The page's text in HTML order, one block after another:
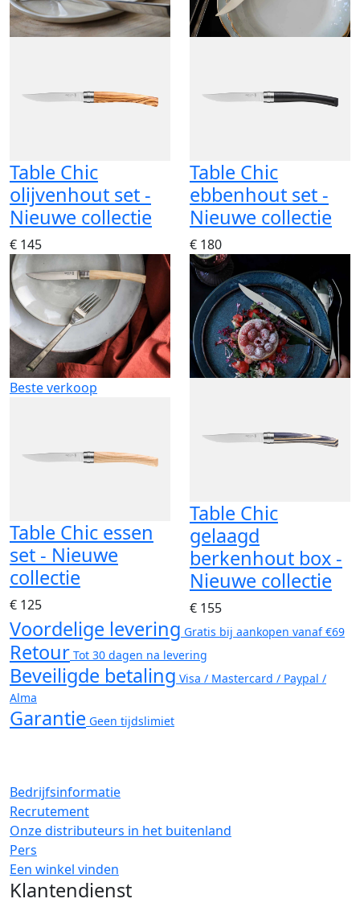
Table Chic
olijvenhout set -
Nieuwe collectie
€ 145
Table Chic
ebbenhout set -
Nieuwe collectie
€ 180
Beste verkoop
Table Chic essen
set - Nieuwe
collectie
€ 125
Table Chic
gelaagd
berkenhout box -
Nieuwe collectie
€ 155
Voordelige levering Gratis bij aankopen vanaf €69
Retour Tot 30 dagen na levering
Beveiligde betaling Visa / Mastercard / Paypal /
Alma
Garantie Geen tijdslimiet
Bedrijfsinformatie
Recrutement
Onze distributeurs in het buitenland
Pers
Een winkel vinden
Klantendienst